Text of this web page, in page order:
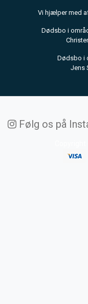
Vi hjælper med
Dødsbo i
Dødsbo i
Jens
Følg os på